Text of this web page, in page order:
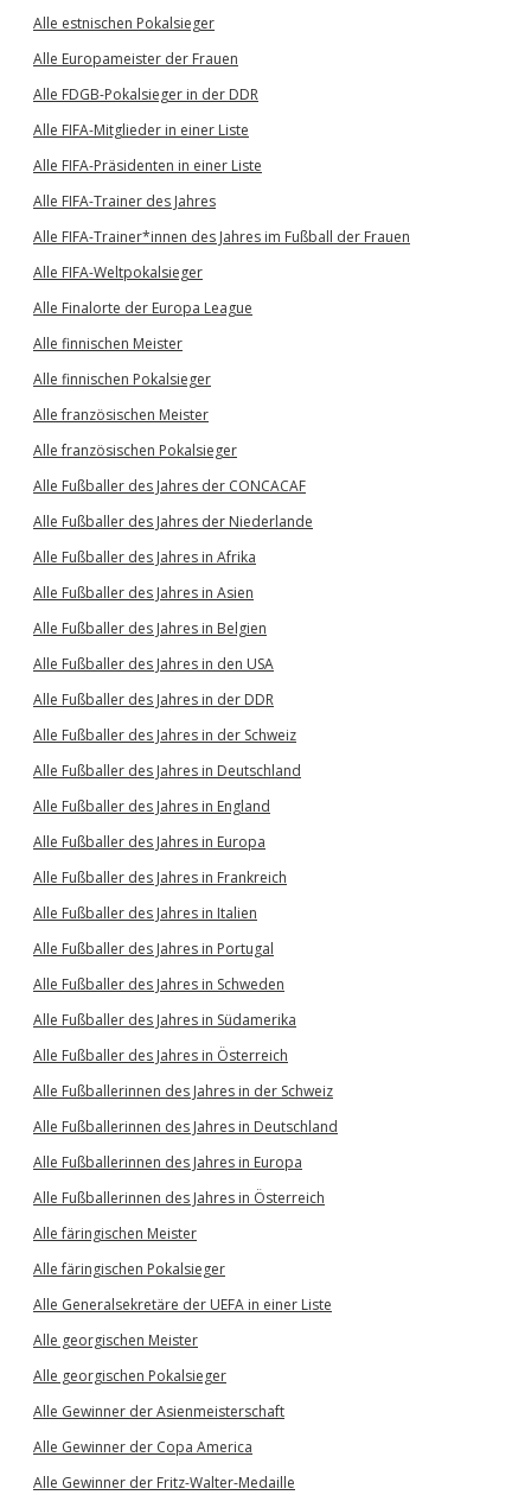
Alle estnischen Pokalsieger
Alle Europameister der Frauen
Alle FDGB-Pokalsieger in der DDR
Alle FIFA-Mitglieder in einer Liste
Alle FIFA-Präsidenten in einer Liste
Alle FIFA-Trainer des Jahres
Alle FIFA-Trainer*innen des Jahres im Fußball der Frauen
Alle FIFA-Weltpokalsieger
Alle Finalorte der Europa League
Alle finnischen Meister
Alle finnischen Pokalsieger
Alle französischen Meister
Alle französischen Pokalsieger
Alle Fußballer des Jahres der CONCACAF
Alle Fußballer des Jahres der Niederlande
Alle Fußballer des Jahres in Afrika
Alle Fußballer des Jahres in Asien
Alle Fußballer des Jahres in Belgien
Alle Fußballer des Jahres in den USA
Alle Fußballer des Jahres in der DDR
Alle Fußballer des Jahres in der Schweiz
Alle Fußballer des Jahres in Deutschland
Alle Fußballer des Jahres in England
Alle Fußballer des Jahres in Europa
Alle Fußballer des Jahres in Frankreich
Alle Fußballer des Jahres in Italien
Alle Fußballer des Jahres in Portugal
Alle Fußballer des Jahres in Schweden
Alle Fußballer des Jahres in Südamerika
Alle Fußballer des Jahres in Österreich
Alle Fußballerinnen des Jahres in der Schweiz
Alle Fußballerinnen des Jahres in Deutschland
Alle Fußballerinnen des Jahres in Europa
Alle Fußballerinnen des Jahres in Österreich
Alle färingischen Meister
Alle färingischen Pokalsieger
Alle Generalsekretäre der UEFA in einer Liste
Alle georgischen Meister
Alle georgischen Pokalsieger
Alle Gewinner der Asienmeisterschaft
Alle Gewinner der Copa America
Alle Gewinner der Fritz-Walter-Medaille